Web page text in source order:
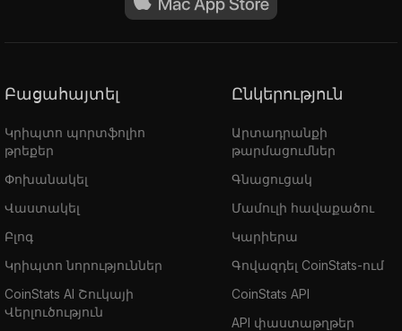
Բացահայտել
Կրիպտո պորտֆոլիո
թրեքեր
Փոխանակել
Վաստակել
Բլոգ
Կրիպտո նորություններ
CoinStats AI Շուկայի
Վերլուծություն
Ընկերություն
Արտադրանքի
թարմացումներ
Գնացուցակ
Մամուլի հավաքածու
Կարիերա
Գովազդել CoinStats-ում
CoinStats API
API փաստաթղթեր